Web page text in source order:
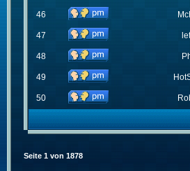
46
47
48
49
50
Seite 1 von 1878